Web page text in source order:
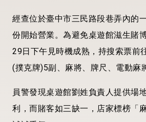
經查位於臺中市三民路段巷弄內的
份開始營業。為避免桌遊館滋生賭
29日下午見時機成熟，持搜索票前
(撲克牌)5副、麻將、牌尺、電動麻
員警發現桌遊館劉姓負責人提供場
利，而賭客如三缺一，店家標榜「